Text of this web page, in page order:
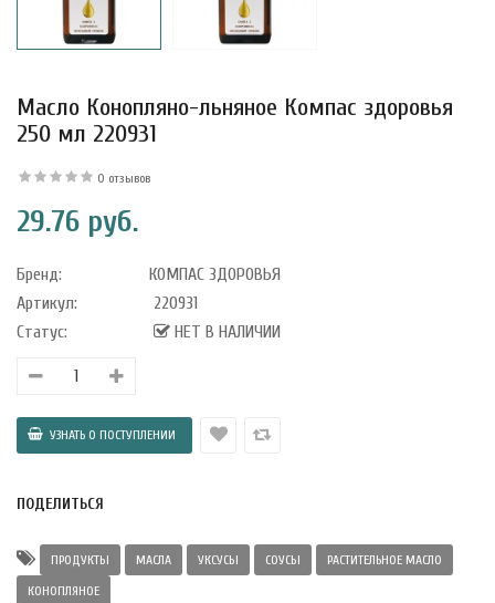
Масло Конопляно-льняное Компас здоровья
250 мл 220931
0 отзывов
29.76 руб.
Бренд:
КОМПАС ЗДОРОВЬЯ
Артикул:
220931
Статус:
НЕТ В НАЛИЧИИ
ПОДЕЛИТЬСЯ
ПРОДУКТЫ МАСЛА УКСУСЫ СОУСЫ
РАСТИТЕЛЬНОЕ МАСЛО
КОНОПЛЯНОЕ